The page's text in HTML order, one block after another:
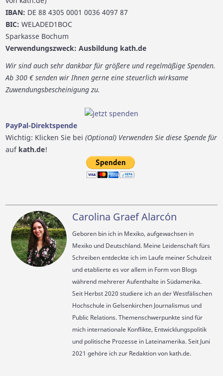
IBAN: DE 88 4305 0001 0036 4097 87
BIC: WELADED1BOC
Sparkasse Bochum
Verwendungszweck: Ausbildung kath.de
Wir sind auch sehr dankbar für größere und regelmäßige Spenden.
Ab 300 € senden wir Ihnen gerne eine steuerlich wirksame
Zuwendungsbescheinigung zu.
PayPal-Direktspende
Wichtig: Klicken Sie bei (Optional) Verwenden Sie diese Spende für
auf kath.de!
Carolina Graef Alarcón
Geboren bin ich in Mexiko, aufgewachsen in
Mexiko und Deutschland. Meine Leidenschaft fürs
Schreiben entdeckte ich im Laufe meiner Schulzeit
und etablierte es vor allem in Form von Blogs
während mehrerer Aufenthalte in Südamerika.
Seit Herbst 2020 studiere ich an der Westfälischen
Hochschule in Gelsenkirchen Journalismus und
Public Relations. Themenschwerpunkte sind für
mich internationale Konflikte, Entwicklungspolitik
und politische Prozesse in Lateinamerika. Seit Juni
2021 gehöre ich zur Redaktion von kath.de.